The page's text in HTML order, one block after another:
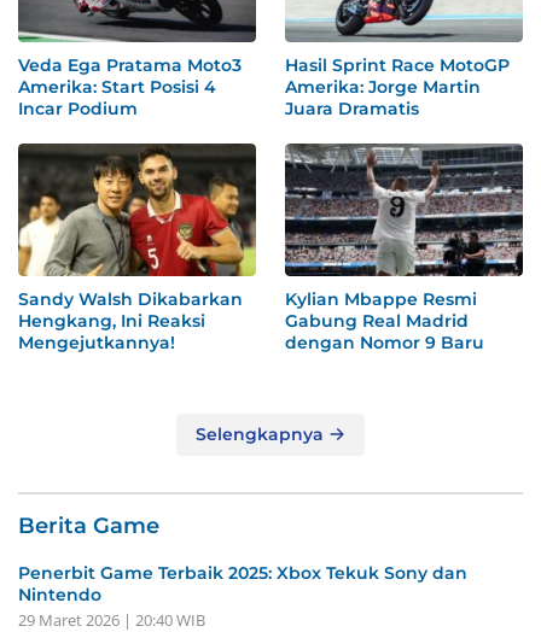
Veda Ega Pratama Moto3
Amerika: Start Posisi 4
Incar Podium
Hasil Sprint Race MotoGP
Amerika: Jorge Martin
Juara Dramatis
Sandy Walsh Dikabarkan
Hengkang, Ini Reaksi
Mengejutkannya!
Kylian Mbappe Resmi
Gabung Real Madrid
dengan Nomor 9 Baru
Selengkapnya
Berita Game
Penerbit Game Terbaik 2025: Xbox Tekuk Sony dan
Nintendo
29 Maret 2026 | 20:40 WIB